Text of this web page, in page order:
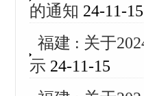
的通知 24-11-15
福建 : 关于
示 24-11-15